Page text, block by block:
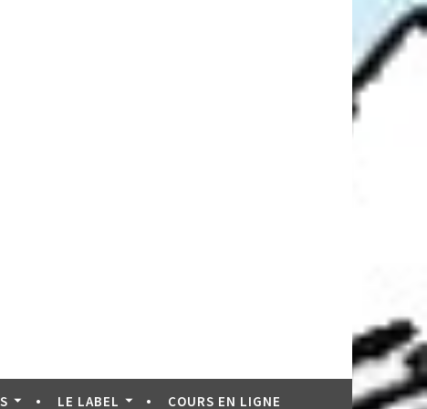
LE LABEL COURS EN LIGNE